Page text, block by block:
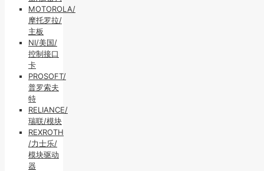
MOTOROLA/
摩托罗拉/
主板
NI/美国/
控制接口
卡
PROSOFT/
普罗索夫
特
RELIANCE/
瑞联/模块
REXROTH
/力士乐/
模块驱动
器